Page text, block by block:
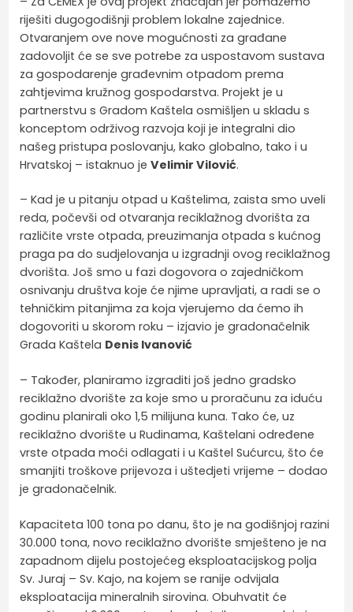
riješiti dugogodišnji problem lokalne zajednice.
Otvaranjem ove nove mogućnosti za građane
zadovoljit će se sve potrebe za uspostavom sustava
za gospodarenje građevnim otpadom prema
zahtjevima kružnog gospodarstva. Projekt je u
partnerstvu s Gradom Kaštela osmišljen u skladu s
konceptom održivog razvoja koji je integralni dio
našeg pristupa poslovanju, kako globalno, tako i u
Hrvatskoj – istaknuo jeVelimir Vilović.
– Kad je u pitanju otpad u Kaštelima, zaista smo uveli
reda, počevši od otvaranja reciklažnog dvorišta za
različite vrste otpada, preuzimanja otpada s kućnog
praga pa do sudjelovanja u izgradnji ovog reciklažnog
dvorišta. Još smo u fazi dogovora o zajedničkom
osnivanju društva koje će njime upravljati, a radi se o
tehničkim pitanjima za koja vjerujemo da ćemo ih
dogovoriti u skorom roku – izjavio je gradonačelnik
Grada Kaštela Denis Ivanović
– Također, planiramo izgraditi još jedno gradsko
reciklažno dvorište za koje smo u proračunu za iduću
godinu planirali oko 1,5 milijuna kuna. Tako će, uz
reciklažno dvorište u Rudinama, Kaštelani određene
vrste otpada moći odlagati i u Kaštel Sućurcu, što će
smanjiti troškove prijevoza i uštedjeti vrijeme – dodao
je gradonačelnik.
Kapaciteta 100 tona po danu, što je na godišnjoj razini
30.000 tona, novo reciklažno dvorište smješteno je na
zapadnom dijelu postojećeg eksploatacijskog polja
Sv. Juraj – Sv. Kajo, na kojem se ranije odvijala
eksploatacija mineralnih sirovina. Obuhvatit će